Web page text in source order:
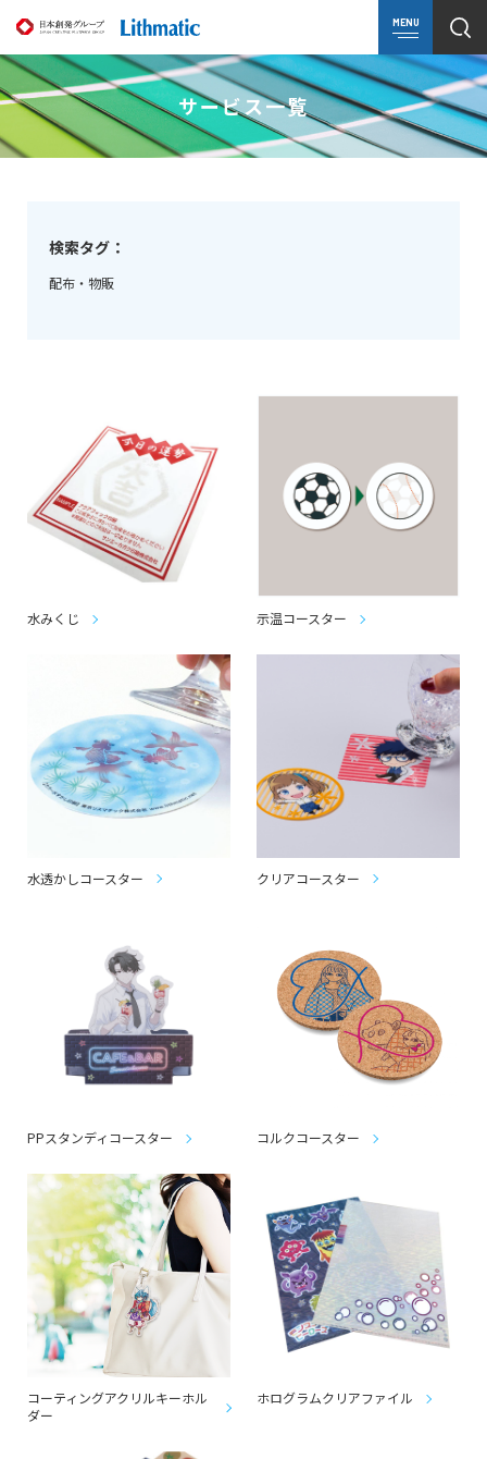
MENU
サービス一覧
検索タグ：
配布・物販
水みくじ 示温コースター
水透かしコースター クリアコースター
PPスタンディコースター コルクコースター
コーティングアクリルキーホル
ダー
ホログラムクリアファイル